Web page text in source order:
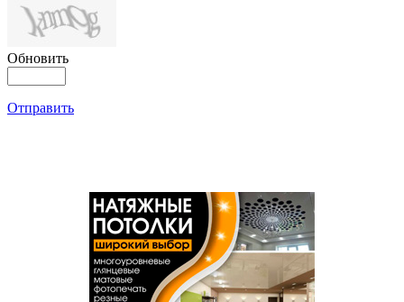
Обновить
Отправить